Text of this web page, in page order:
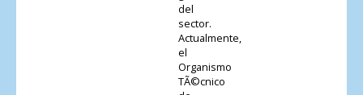
del
sector.
Actualmente,
el
Organismo
TÃ©cnico